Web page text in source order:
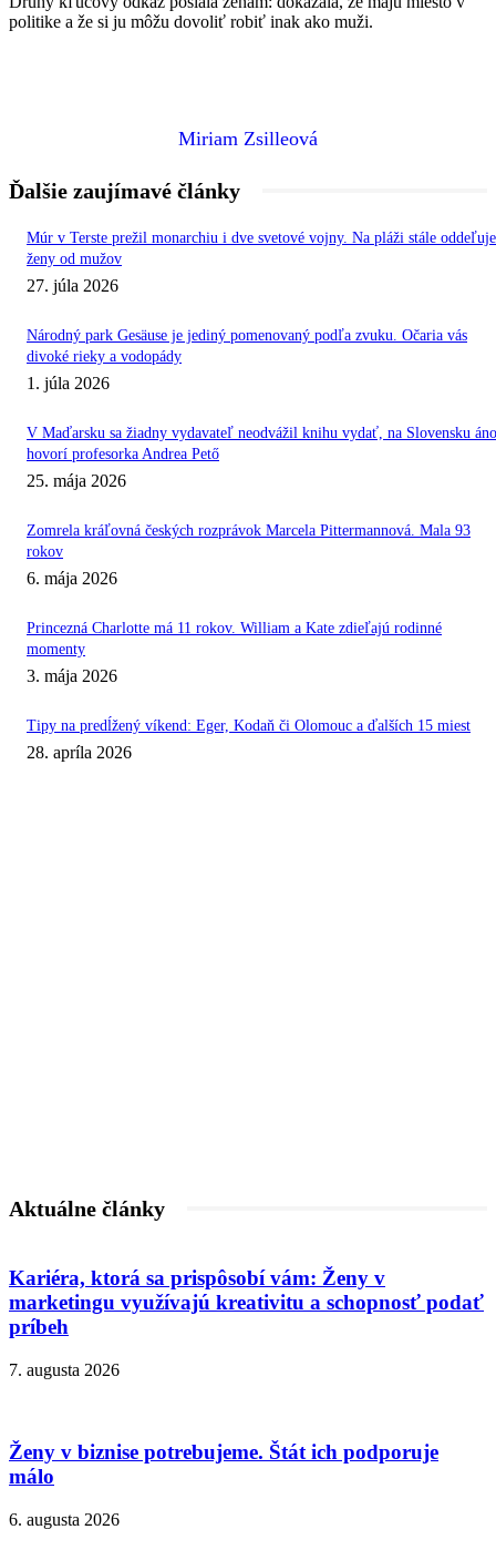
politike a že si ju môžu dovoliť robiť inak ako muži.
Miriam Zsilleová
Ďalšie zaujímavé články
Múr v Terste prežil monarchiu i dve svetové vojny. Na pláži stále oddeľuje
ženy od mužov
27. júla 2026
Národný park Gesäuse je jediný pomenovaný podľa zvuku. Očaria vás
divoké rieky a vodopády
1. júla 2026
V Maďarsku sa žiadny vydavateľ neodvážil knihu vydať, na Slovensku
hovorí profesorka Andrea Pető
25. mája 2026
Zomrela kráľovná českých rozprávok Marcela Pittermannová. Mala 93
rokov
6. mája 2026
Princezná Charlotte má 11 rokov. William a Kate zdieľajú rodinné
momenty
3. mája 2026
Tipy na predĺžený víkend: Eger, Kodaň či Olomouc a ďalších 15 miest
28. apríla 2026
Aktuálne články
Kariéra, ktorá sa prispôsobí vám: Ženy v
marketingu využívajú kreativitu a schopnosť podať
príbeh
7. augusta 2026
Ženy v biznise potrebujeme. Štát ich podporuje
málo
6. augusta 2026